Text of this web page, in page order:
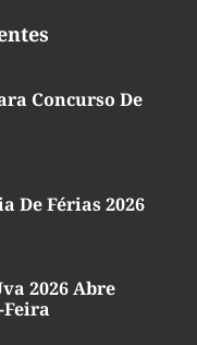
Concurso De
De Férias 2026
2026 Abre